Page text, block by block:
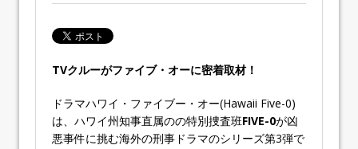
TVクルーがファイブ・オーに密着取材！
ドラマハワイ・ファイブー・オー(Hawaii Five-0)
は、ハワイ州知事直属のの特別捜査班FIVE-0が凶
悪事件に挑む海外の刑事ドラマのシリーズ第3弾で